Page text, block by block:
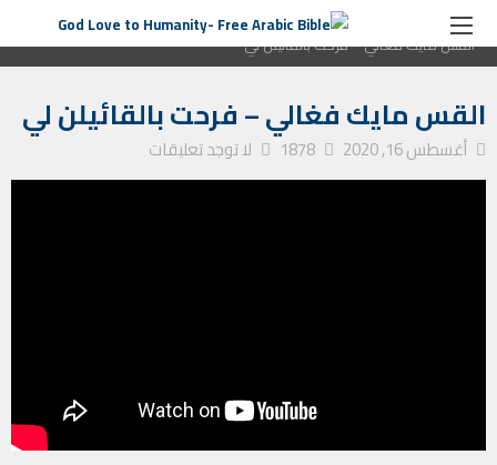
الصفحة الرئيسية
ترانيم كنيسة
القس مايك فغالي – فرحت بالقائيلن لي
القس مايك فغالي – فرحت بالقائيلن لي
أغسطس 16, 2020 1878 لا توجد تعليقات